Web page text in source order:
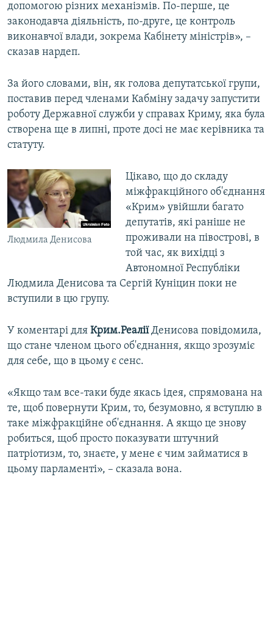
допомогою різних механізмів. По-перше, це
законодавча діяльність, по-друге, це контроль
виконавчої влади, зокрема Кабінету міністрів», –
сказав нардеп.
За його словами, він, як голова депутатської групи,
поставив перед членами Кабміну задачу запустити
роботу Державної служби у справах Криму, яка була
створена ще в липні, проте досі не має керівника та
статуту.
Людмила Денисова
Цікаво, що до складу
міжфракційного об'єднання
«Крим» увійшли багато
депутатів, які раніше не
проживали на півострові, в
той час, як вихідці з
Автономної Республіки
Людмила Денисова та Сергій Куніцин поки не
вступили в цю групу.
У коментарі для Крим.РеаліїДенисова повідомила,
що стане членом цього об'єднання, якщо зрозуміє
для себе, що в цьому є сенс.
«Якщо там все-таки буде якась ідея, спрямована на
те, щоб повернути Крим, то, безумовно, я вступлю в
таке міжфракційне об'єднання. А якщо це знову
робиться, щоб просто показувати штучний
патріотизм, то, знаєте, у мене є чим займатися в
цьому парламенті», – сказала вона.